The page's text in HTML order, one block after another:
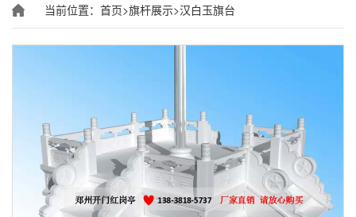
旗杆展示
垃圾分类房/亭
新闻资讯
联系我们
当前位置： 首页>旗杆展示>汉白玉旗台